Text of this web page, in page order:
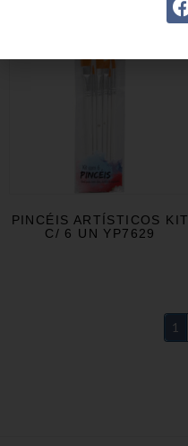
PINCÉIS ARTÍSTICOS KIT
C/ 6 UN YP7629
1